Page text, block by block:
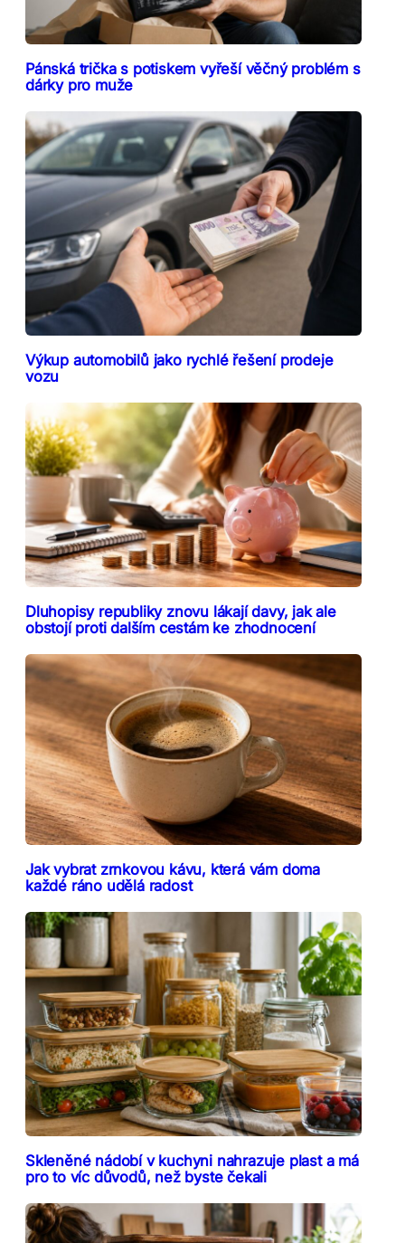
Pánská trička s potiskem vyřeší věčný problém s
dárky pro muže
Výkup automobilů jako rychlé řešení prodeje
vozu
Dluhopisy republiky znovu lákají davy, jak ale
obstojí proti dalším cestám ke zhodnocení
Jak vybrat zrnkovou kávu, která vám doma
každé ráno udělá radost
Skleněné nádobí v kuchyni nahrazuje plast a má
pro to víc důvodů, než byste čekali